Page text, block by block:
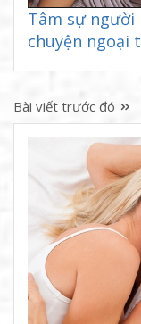
Tâm sự người
chuyện ngoại
Bài viết trước đó